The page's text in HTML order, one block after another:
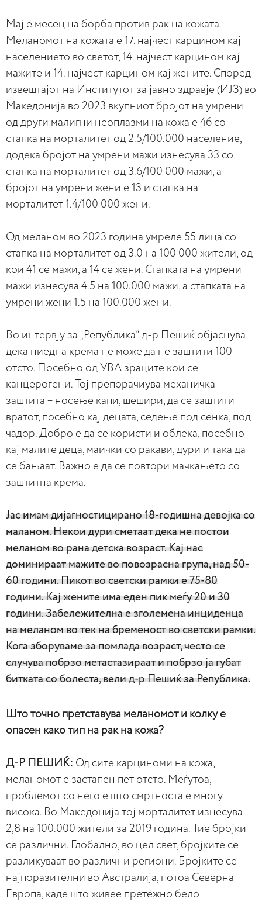
Мај е месец на борба против рак на кожата.
Меланомот на кожата е 17. најчест карцином кај
населението во светот, 14. најчест карцином кај
мажите и 14. најчест карцином кај жените. Според
извештајот на Институтот за јавно здравје (ИЈЗ) во
Македонија во 2023 вкупниот бројот на умрени
од други малигни неоплазми на кожа е 46 со
стапка на морталитет од 2.5/100.000 население,
додека бројот на умрени мажи изнесува 33 со
стапка на морталитет од 3.6/100 000 мажи, а
бројот на умрени жени е 13 и стапка на
морталитет 1.4/100 000 жени.
Од меланом во 2023 година умреле 55 лица со
стапка на морталитет од 3.0 на 100 000 жители, од
кои 41 се мажи, а 14 се жени. Стапката на умрени
мажи изнесува 4.5 на 100.000 мажи, а стапката на
умрени жени 1.5 на 100.000 жени.
Во интервју за „Република“ д-р Пешиќ објаснува
дека ниедна крема не може да не заштити 100
отсто. Посебно од УВА зраците кои се
канцерогени. Тој препорачиува механичка
заштита – носење капи, шешири, да се заштити
вратот, посебно кај децата, седење под сенка, под
чадор. Добро е да се користи и облека, посебно
кај малите деца, маички со ракави, дури и така да
се бањаат. Важно е да се повтори мачкањето со
заштитна крема.
Јас имам дијагностицирано 18-годишна девојка со
маланом. Некои дури сметаат дека не постои
меланом во рана детска возраст. Кај нас
доминираат мажите во повозрасна група, над 50-
60 години. Пикот во светски рамки е 75-80
години. Кај жените има еден пик меѓу 20 и 30
години. Забележителна е зголемена инциденца
на меланом во тек на бременост во светски рамки.
Кога зборуваме за помлада возраст, често се
случува побрзо метастазираат и побрзо ја губат
битката со болеста, вели д-р Пешиќ за Република.
Што точно претставува меланомот и колку е
опасен како тип на рак на кожа?
Д-Р ПЕШИЌ: Од сите карциноми на кожа,
меланомот е застапен пет отсто. Меѓутоа,
проблемот со него е што смртноста е многу
висока. Во Македонија тој морталитет изнесува
2,8 на 100.000 жители за 2019 година. Тие бројки
се различни. Глобално, во цел свет, бројките се
разликуваат во различни региони. Бројките се
најпоразителни во Австралија, потоа Северна
Европа, каде што живее претежно бело